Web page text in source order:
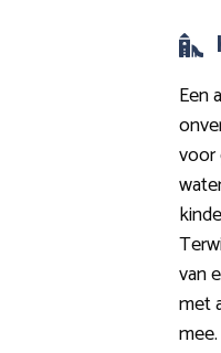
Een
voor
van
met
mee.